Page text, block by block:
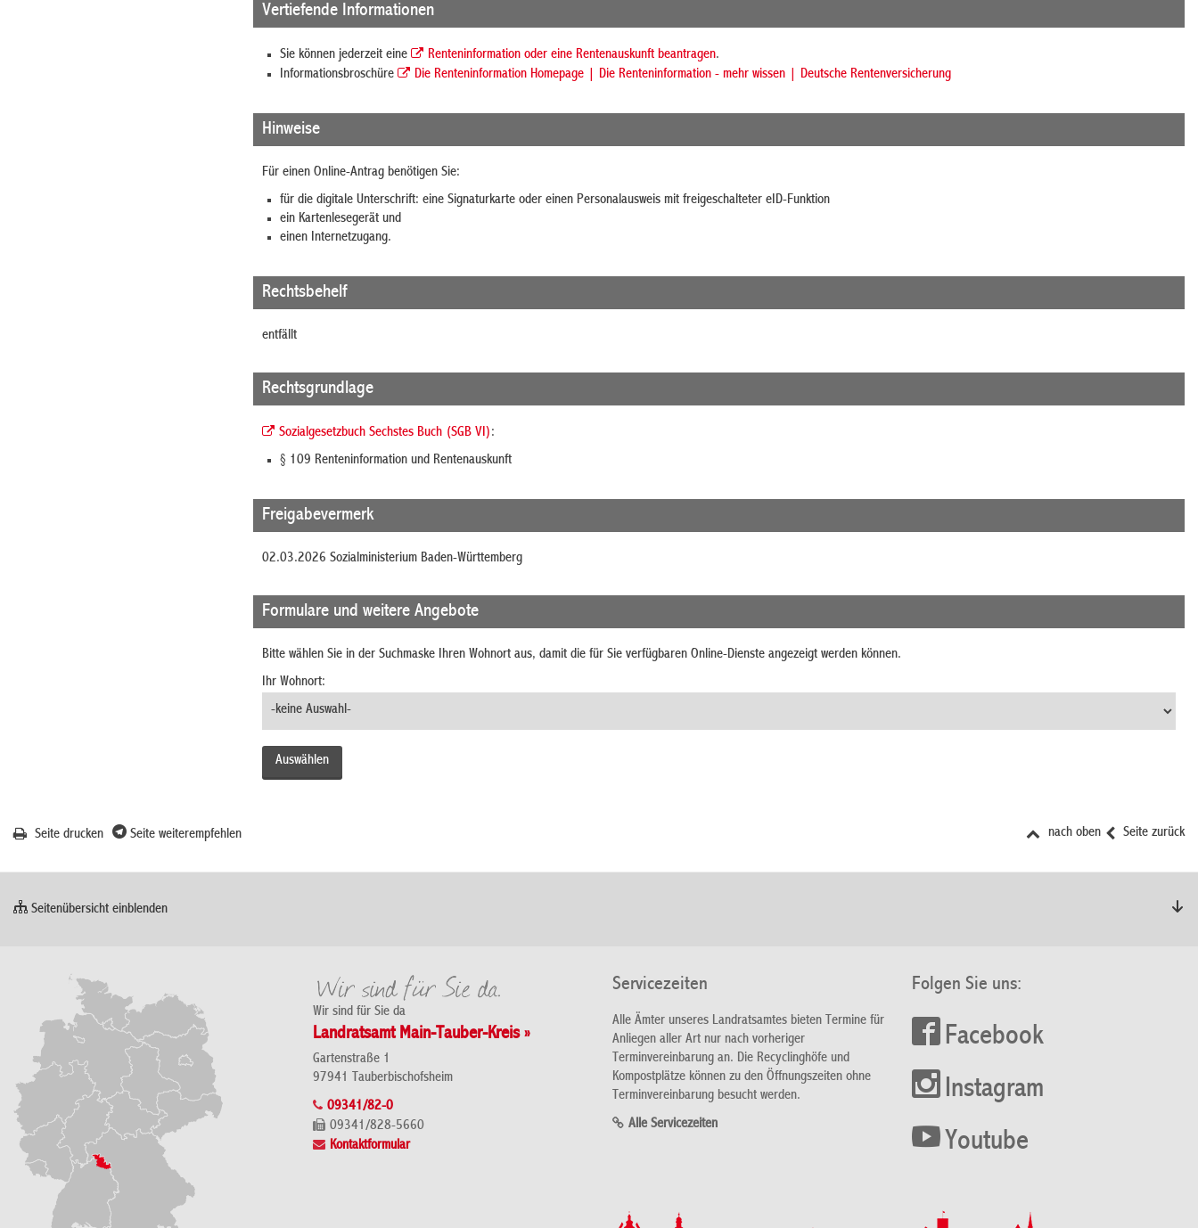
Vertiefende Informationen
Sie können jederzeit eine Renteninformation oder eine Rentenauskunft beantragen.
Informationsbroschüre
Die Renteninformation Homepage | Die Renteninformation - mehr wissen | Deutsche Rentenversicherung
Hinweise
Für einen Online-Antrag benötigen Sie:
für die digitale Unterschrift: eine Signaturkarte oder einen Personalausweis mit freigeschalteter eID-Funktion
ein Kartenlesegerät und
einen Internetzugang.
Rechtsbehelf
entfällt
Rechtsgrundlage
Sozialgesetzbuch Sechstes Buch (SGB VI):
§ 109 Renteninformation und Rentenauskunft
Freigabevermerk
02.03.2026 Sozialministerium Baden-Württemberg
Formulare und weitere Angebote
Bitte wählen Sie in der Suchmaske Ihren Wohnort aus, damit die für Sie verfügbaren Online-Dienste angezeigt werden können.
Ihr Wohnort:
Seite zurück
nach oben
Seite drucken Seite weiterempfehlen
Seitenübersicht einblenden
Wir sind für Sie da
Landratsamt Main-Tauber-Kreis »
Gartenstraße 1
97941 Tauberbischofsheim
09341/82-0
09341/828-5660
Kontaktformular
Servicezeiten
Alle Ämter unseres Landratsamtes bieten Termine für
Anliegen aller Art nur nach vorheriger
Terminvereinbarung an. Die Recyclinghöfe und
Kompostplätze können zu den Öffnungszeiten ohne
Terminvereinbarung besucht werden.
Alle Servicezeiten
Folgen Sie uns:
Facebook
Instagram
Youtube